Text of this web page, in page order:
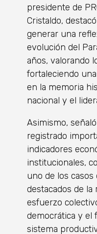
presidente de
Cristaldo,
generar una
evolución del
años, valorando
fortaleciendo
en la memoria
nacional y el
Asimismo,
registrado
indicadores
institucionales,
uno de los
destacados de la
esfuerzo
democrática y el
sistema